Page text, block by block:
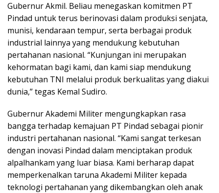
Gubernur Akmil. Beliau menegaskan komitmen PT
Pindad untuk terus berinovasi dalam produksi senjata,
munisi, kendaraan tempur, serta berbagai produk
industrial lainnya yang mendukung kebutuhan
pertahanan nasional. “Kunjungan ini merupakan
kehormatan bagi kami, dan kami siap mendukung
kebutuhan TNI melalui produk berkualitas yang diakui
dunia,” tegas Kemal Sudiro.
Gubernur Akademi Militer mengungkapkan rasa
bangga terhadap kemajuan PT Pindad sebagai pionir
industri pertahanan nasional. “Kami sangat terkesan
dengan inovasi Pindad dalam menciptakan produk
alpalhankam yang luar biasa. Kami berharap dapat
memperkenalkan taruna Akademi Militer kepada
teknologi pertahanan yang dikembangkan oleh anak